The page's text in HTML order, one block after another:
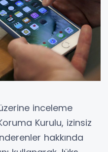
inceleme
Kurulu, izinsiz
hakkında